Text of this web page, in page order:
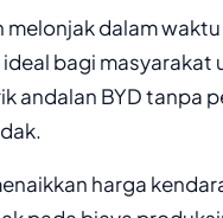
dalam
bagi masyarakat
andalan BYD tanpa
harga